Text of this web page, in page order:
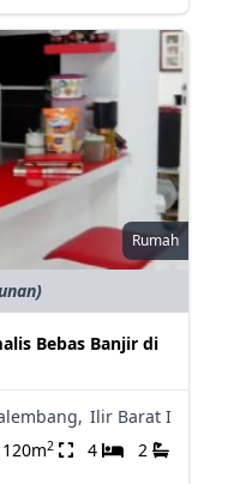
Rumah
Bebas Banjir di
Ilir Barat I
120m2 4 2